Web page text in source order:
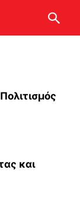
και